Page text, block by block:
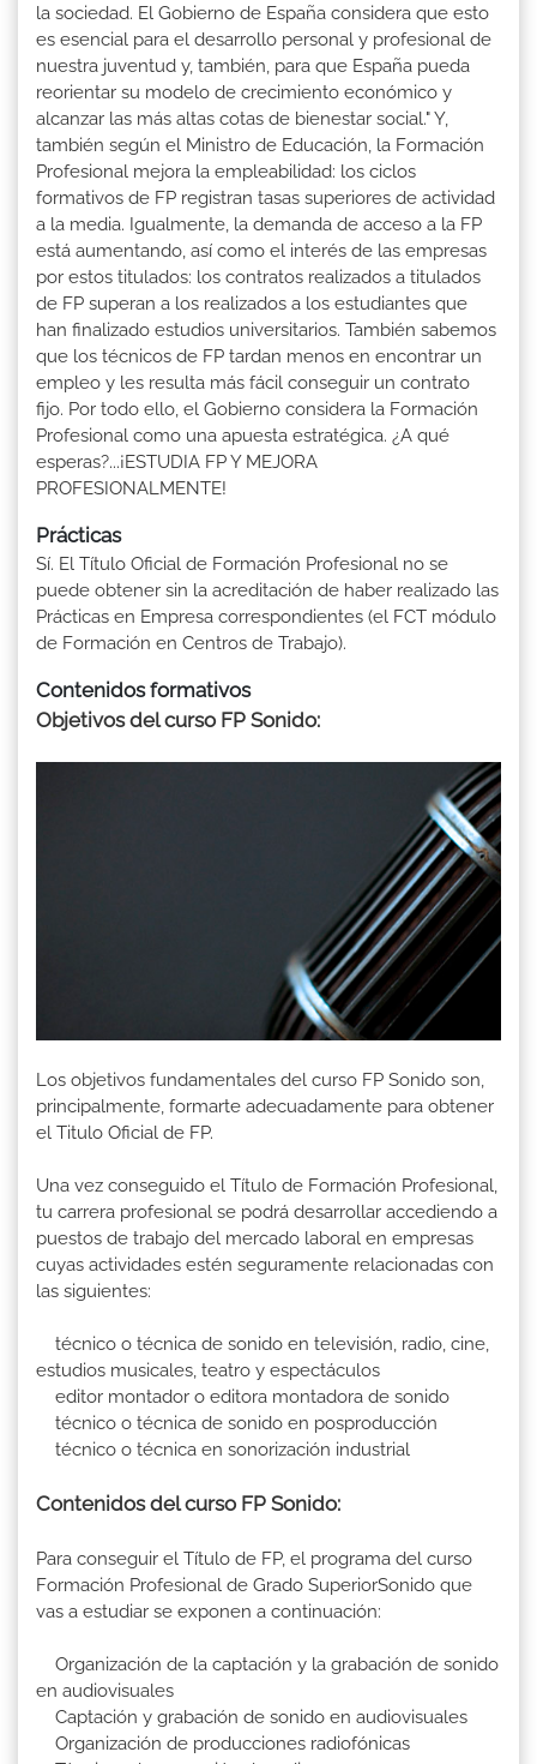
la sociedad. El Gobierno de España considera que esto
es esencial para el desarrollo personal y profesional de
nuestra juventud y, también, para que España pueda
reorientar su modelo de crecimiento económico y
alcanzar las más altas cotas de bienestar social." Y,
también según el Ministro de Educación, la Formación
Profesional mejora la empleabilidad: los ciclos
formativos de FP registran tasas superiores de actividad
a la media. Igualmente, la demanda de acceso a la FP
está aumentando, así como el interés de las empresas
por estos titulados: los contratos realizados a titulados
de FP superan a los realizados a los estudiantes que
han finalizado estudios universitarios. También sabemos
que los técnicos de FP tardan menos en encontrar un
empleo y les resulta más fácil conseguir un contrato
fijo. Por todo ello, el Gobierno considera la Formación
Profesional como una apuesta estratégica. ¿A qué
esperas?...¡ESTUDIA FP Y MEJORA
PROFESIONALMENTE!
Prácticas
Sí. El Título Oficial de Formación Profesional no se
puede obtener sin la acreditación de haber realizado las
Prácticas en Empresa correspondientes (el FCT módulo
de Formación en Centros de Trabajo).
Contenidos formativos
Objetivos del curso FP Sonido:
Los objetivos fundamentales del curso FP Sonido son,
principalmente, formarte adecuadamente para obtener
el Titulo Oficial de FP.
Una vez conseguido el Título de Formación Profesional,
tu carrera profesional se podrá desarrollar accediendo a
puestos de trabajo del mercado laboral en empresas
cuyas actividades estén seguramente relacionadas con
las siguientes:
técnico o técnica de sonido en televisión, radio, cine,
estudios musicales, teatro y espectáculos
editor montador o editora montadora de sonido
técnico o técnica de sonido en posproducción
técnico o técnica en sonorización industrial
Contenidos del curso FP Sonido:
Para conseguir el Título de FP, el programa del curso
Formación Profesional de Grado SuperiorSonido que
vas a estudiar se exponen a continuación:
Organización de la captación y la grabación de sonido
en audiovisuales
Captación y grabación de sonido en audiovisuales
Organización de producciones radiofónicas